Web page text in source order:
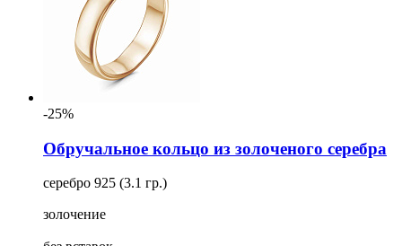
-25%
Обручальное кольцо из золоченого серебра
серебро 925 (3.1 гр.)
золочение